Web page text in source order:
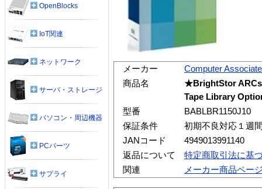
メーカー
Computer
商品名
★BrightStor
Tape Library
型番
BABLBR1150J10
保証条件
初期不良対応１週
JANコード
4949013991140
返品について
特定商取引法に基
関連
メーカー商品ペー
OpenBlocks
IoT関連
ネットワーク
サーバ・ストレージ
パソコン・周辺機器
PCパーツ
サプライ